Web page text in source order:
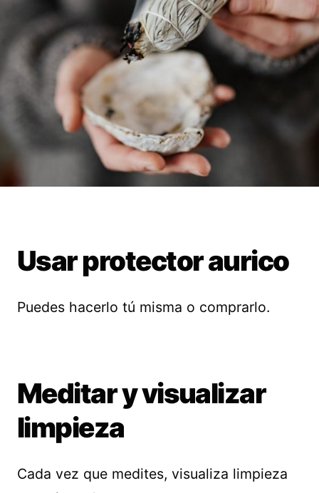
Usar protector aurico
Puedes hacerlo tú misma o comprarlo.
Meditar y visualizar
limpieza
Cada vez que medites, visualiza limpieza